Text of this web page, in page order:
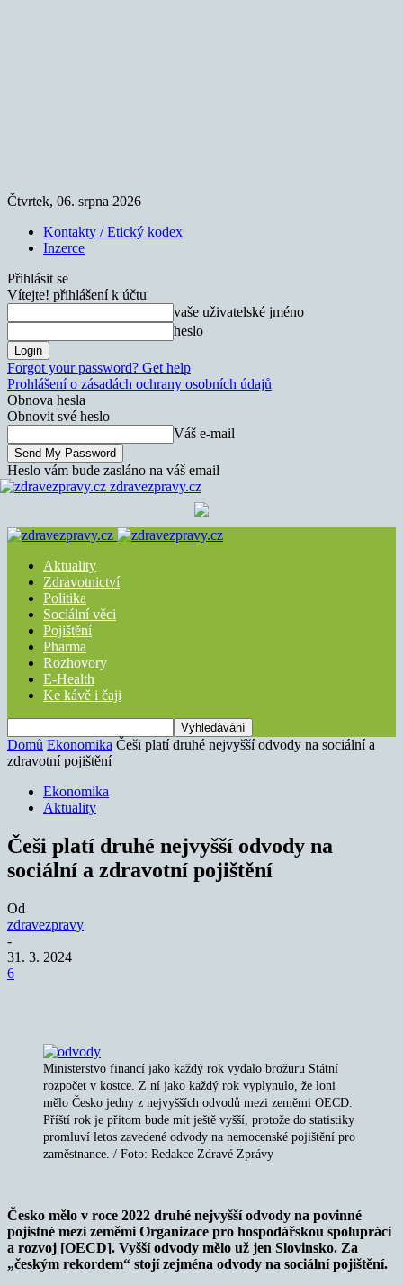
Čtvrtek, 06. srpna 2026
Kontakty / Etický kodex
Inzerce
Přihlásit se
Vítejte! přihlášení k účtu
vaše uživatelské jméno
heslo
Forgot your password? Get help
Prohlášení o zásadách ochrany osobních údajů
Obnova hesla
Obnovit své heslo
Váš e-mail
Heslo vám bude zasláno na váš email
zdravezpravy.cz
Aktuality
Zdravotnictví
Politika
Sociální věci
Pojištění
Pharma
Rozhovory
E-Health
Ke kávě i čaji
Domů Ekonomika Češi platí druhé nejvyšší odvody na sociální a
zdravotní pojištění
Ekonomika
Aktuality
Češi platí druhé nejvyšší odvody na
sociální a zdravotní pojištění
Od
zdravezpravy
-
31. 3. 2024
6
Ministerstvo financí jako každý rok vydalo brožuru Státní
rozpočet v kostce. Z ní jako každý rok vyplynulo, že loni
mělo Česko jedny z nejvyšších odvodů mezi zeměmi OECD.
Příští rok je přitom bude mít ještě vyšší, protože do statistiky
promluví letos zavedené odvody na nemocenské pojištění pro
zaměstnance. / Foto: Redakce Zdravé Zprávy
Česko mělo v roce 2022 druhé nejvyšší odvody na povinné
pojistné mezi zeměmi Organizace pro hospodářskou spolupráci
a rozvoj [OECD]. Vyšší odvody mělo už jen Slovinsko. Za
„českým rekordem“ stojí zejména odvody na sociální pojištění.